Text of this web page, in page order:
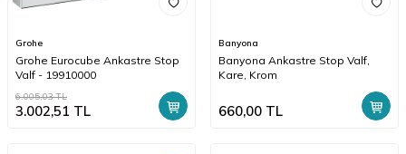
Grohe
Grohe Eurocube Ankastre Stop
Valf - 19910000
6.005,03TL
3.002,51 TL
Banyona
Banyona Ankastre Stop Valf,
Kare, Krom
660,00 TL